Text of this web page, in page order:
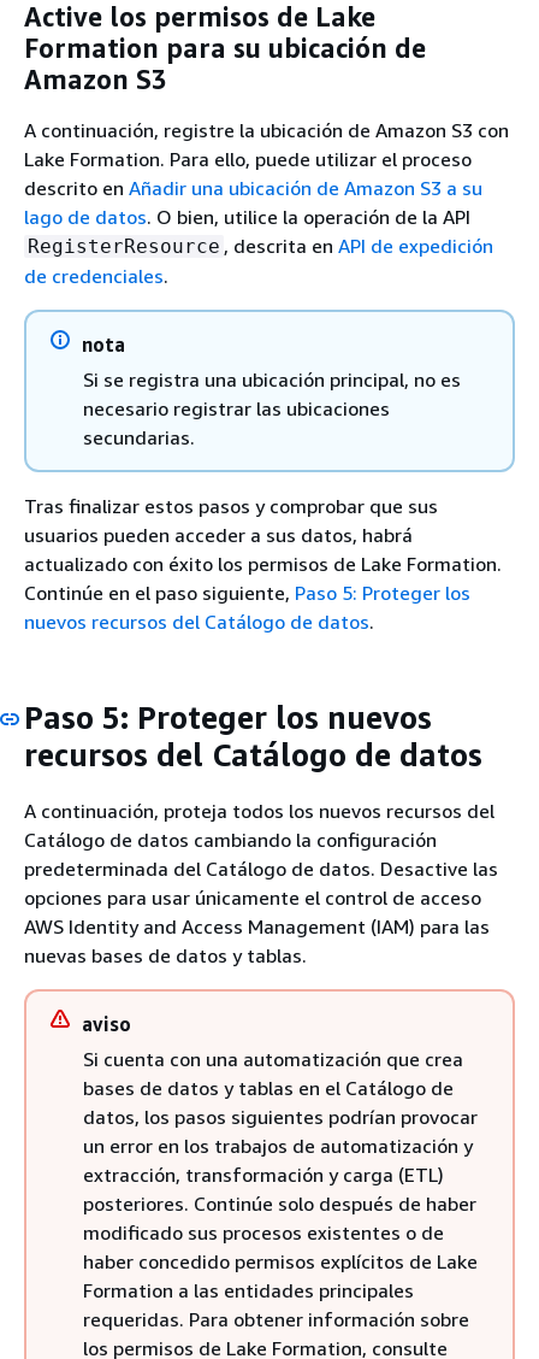
Active los permisos de Lake
Formation para su ubicación de
Amazon S3
A continuación, registre la ubicación de Amazon S3 con
Lake Formation. Para ello, puede utilizar el proceso
descrito en Añadir una ubicación de Amazon S3 a su
lago de datos. O bien, utilice la operación de la API
RegisterResource , descrita en API de expedición
de credenciales.
nota
Si se registra una ubicación principal, no es
necesario registrar las ubicaciones
secundarias.
Tras finalizar estos pasos y comprobar que sus
usuarios pueden acceder a sus datos, habrá
actualizado con éxito los permisos de Lake Formation.
Continúe en el paso siguiente, Paso 5: Proteger los
nuevos recursos del Catálogo de datos.
Paso 5: Proteger los nuevos
recursos del Catálogo de datos
A continuación, proteja todos los nuevos recursos del
Catálogo de datos cambiando la configuración
predeterminada del Catálogo de datos. Desactive las
opciones para usar únicamente el control de acceso
AWS Identity and Access Management (IAM) para las
nuevas bases de datos y tablas.
aviso
Si cuenta con una automatización que crea
bases de datos y tablas en el Catálogo de
datos, los pasos siguientes podrían provocar
un error en los trabajos de automatización y
extracción, transformación y carga (ETL)
posteriores. Continúe solo después de haber
modificado sus procesos existentes o de
haber concedido permisos explícitos de Lake
Formation a las entidades principales
requeridas. Para obtener información sobre
los permisos de Lake Formation, consulte